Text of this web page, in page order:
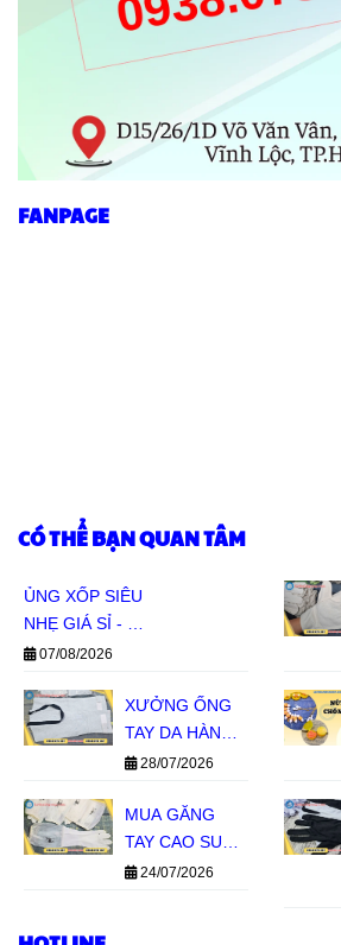
Các dòng găng tay phủ hạt
phổ biến trong:
Kho vận, bốc xếp hàng
Công trình xây dựng
Nhà máy sản xuất
FANPAGE
CÓ THỂ BẠN QUAN TÂM
ỦNG XỐP SIÊU
NHẸ GIÁ SỈ - ĐỦ
SIZE ĐỦ MÀU
07/08/2026
XƯỞNG ỐNG
TAY DA HÀN
GIÁ SỈ TPHCM
28/07/2026
MUA GĂNG
TAY CAO SU
CON HƯƠU
24/07/2026